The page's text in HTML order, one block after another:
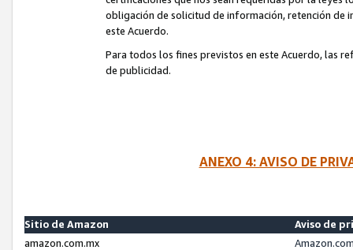
obligación de solicitud de información, retención de
este Acuerdo.
Para todos los fines previstos en este Acuerdo, las
de publicidad.
ANEXO 4: AVISO DE
Sitio de Amazon
Aviso de
amazon.com.mx